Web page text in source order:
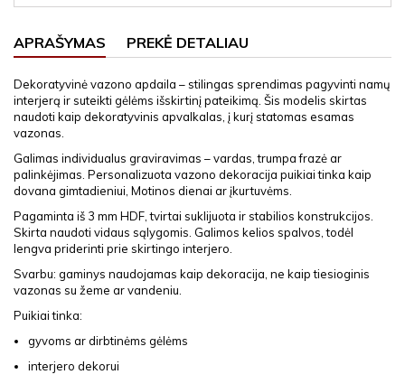
APRAŠYMAS PREKĖ DETALIAU
Dekoratyvinė vazono apdaila – stilingas sprendimas pagyvinti namų
interjerą ir suteikti gėlėms išskirtinį pateikimą. Šis modelis skirtas
naudoti kaip dekoratyvinis apvalkalas, į kurį statomas esamas
vazonas.
Galimas individualus graviravimas – vardas, trumpa frazė ar
palinkėjimas. Personalizuota vazono dekoracija puikiai tinka kaip
dovana gimtadieniui, Motinos dienai ar įkurtuvėms.
Pagaminta iš 3 mm HDF, tvirtai suklijuota ir stabilios konstrukcijos.
Skirta naudoti vidaus sąlygomis. Galimos kelios spalvos, todėl
lengva priderinti prie skirtingo interjero.
Svarbu: gaminys naudojamas kaip dekoracija, ne kaip tiesioginis
vazonas su žeme ar vandeniu.
Puikiai tinka:
gyvoms ar dirbtinėms gėlėms
interjero dekorui